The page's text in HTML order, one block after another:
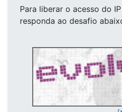
Para liberar o acesso do IP
responda ao desafio